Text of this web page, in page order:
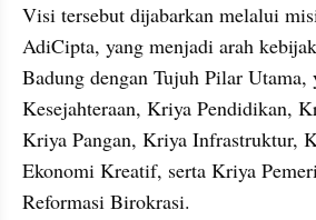
Visi tersebut dijabarkan melalui
AdiCipta, yang menjadi arah
Badung dengan Tujuh Pilar
Kesejahteraan, Kriya Pendidikan,
Kriya Pangan, Kriya Infrastruktur,
Ekonomi Kreatif, serta Kriya
Reformasi Birokrasi.